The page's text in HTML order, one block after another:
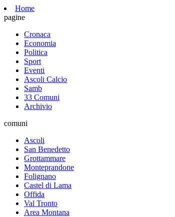
Home
pagine
Cronaca
Economia
Politica
Sport
Eventi
Ascoli Calcio
Samb
33 Comuni
Archivio
comuni
Ascoli
San Benedetto
Grottammare
Monteprandone
Folignano
Castel di Lama
Offida
Val Tronto
Area Montana